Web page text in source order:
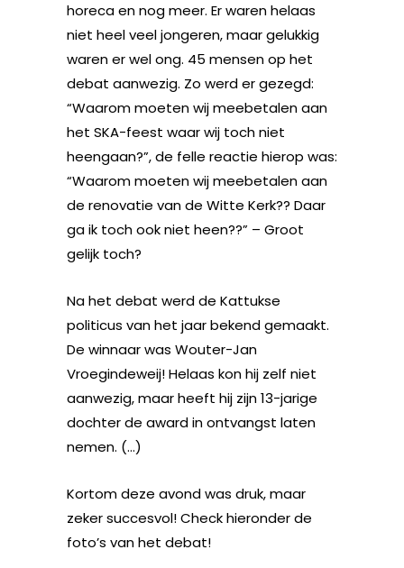
horeca en nog meer. Er waren helaas
niet heel veel jongeren, maar gelukkig
waren er wel ong. 45 mensen op het
debat aanwezig. Zo werd er gezegd:
“Waarom moeten wij meebetalen aan
het SKA-feest waar wij toch niet
heengaan?”, de felle reactie hierop was:
“Waarom moeten wij meebetalen aan
de renovatie van de Witte Kerk?? Daar
ga ik toch ook niet heen??” – Groot
gelijk toch?
Na het debat werd de Kattukse
politicus van het jaar bekend gemaakt.
De winnaar was Wouter-Jan
Vroegindeweij! Helaas kon hij zelf niet
aanwezig, maar heeft hij zijn 13-jarige
dochter de award in ontvangst laten
nemen. (…)
Kortom deze avond was druk, maar
zeker succesvol! Check hieronder de
foto’s van het debat!